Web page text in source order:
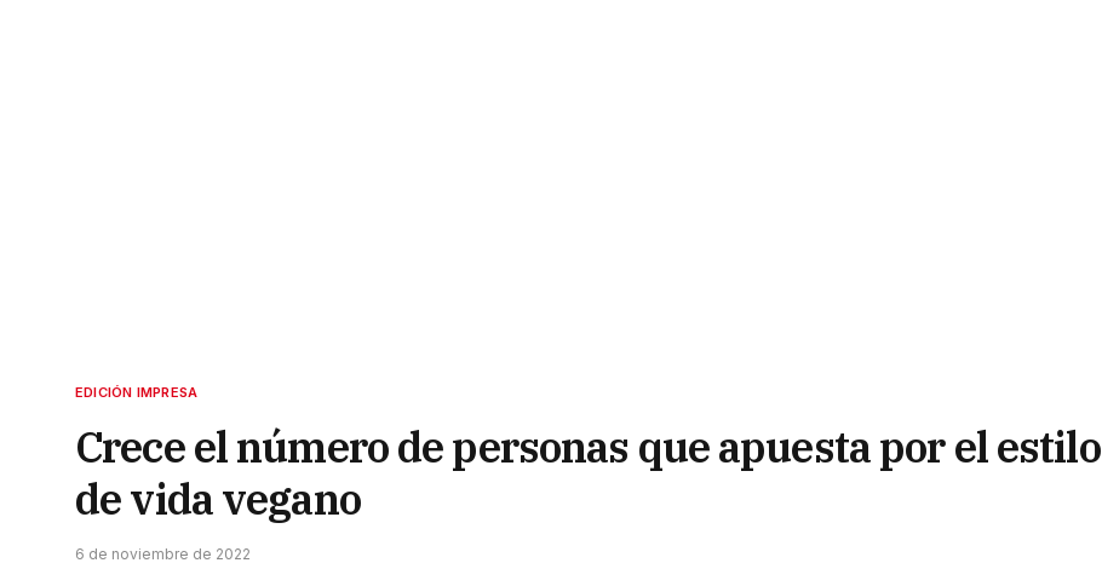
EDICIÓN IMPRESA
Crece el número de personas que apuesta por el estilo
de vida vegano
6 de noviembre de 2022